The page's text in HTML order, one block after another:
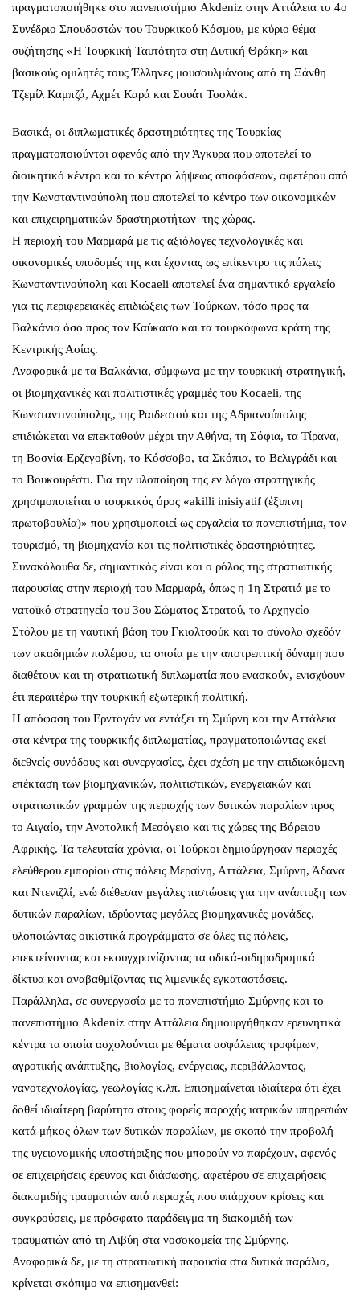
πραγματοποιήθηκε στο πανεπιστήμιο Akdeniz στην Αττάλεια το 4ο
Συνέδριο Σπουδαστών του Τουρκικού Κόσμου, με κύριο θέμα
συζήτησης «Η Τουρκική Ταυτότητα στη Δυτική Θράκη» και
βασικούς ομιλητές τους Έλληνες μουσουλμάνους από τη Ξάνθη
Τζεμίλ Καμπζά, Αχμέτ Καρά και Σουάτ Τσολάκ.
Βασικά, οι διπλωματικές δραστηριότητες της Τουρκίας
πραγματοποιούνται αφενός από την Άγκυρα που αποτελεί το
διοικητικό κέντρο και το κέντρο λήψεως αποφάσεων, αφετέρου από
την Κωνσταντινούπολη που αποτελεί το κέντρο των οικονομικών
και επιχειρηματικών δραστηριοτήτων της χώρας.
Η περιοχή του Μαρμαρά με τις αξιόλογες τεχνολογικές και
οικονομικές υποδομές της και έχοντας ως επίκεντρο τις πόλεις
Κωνσταντινούπολη και Kocaeli αποτελεί ένα σημαντικό εργαλείο
για τις περιφερειακές επιδιώξεις των Τούρκων, τόσο προς τα
Βαλκάνια όσο προς τον Καύκασο και τα τουρκόφωνα κράτη της
Κεντρικής Ασίας.
Αναφορικά με τα Βαλκάνια, σύμφωνα με την τουρκική στρατηγική,
οι βιομηχανικές και πολιτιστικές γραμμές του Kocaeli, της
Κωνσταντινούπολης, της Ραιδεστού και της Αδριανούπολης
επιδιώκεται να επεκταθούν μέχρι την Αθήνα, τη Σόφια, τα Τίρανα,
τη Βοσνία-Ερζεγοβίνη, το Κόσσοβο, τα Σκόπια, το Βελιγράδι και
το Βουκουρέστι. Για την υλοποίηση της εν λόγω στρατηγικής
χρησιμοποιείται ο τουρκικός όρος «akilli inisiyatif (έξυπνη
πρωτοβουλία)» που χρησιμοποιεί ως εργαλεία τα πανεπιστήμια, τον
τουρισμό, τη βιομηχανία και τις πολιτιστικές δραστηριότητες.
Συνακόλουθα δε, σημαντικός είναι και ο ρόλος της στρατιωτικής
παρουσίας στην περιοχή του Μαρμαρά, όπως η 1η Στρατιά με το
νατοϊκό στρατηγείο του 3ου Σώματος Στρατού, το Αρχηγείο
Στόλου με τη ναυτική βάση του Γκιολτσούκ και το σύνολο σχεδόν
των ακαδημιών πολέμου, τα οποία με την αποτρεπτική δύναμη που
διαθέτουν και τη στρατιωτική διπλωματία που ενασκούν, ενισχύουν
έτι περαιτέρω την τουρκική εξωτερική πολιτική.
Η απόφαση του Ερντογάν να εντάξει τη Σμύρνη και την Αττάλεια
στα κέντρα της τουρκικής διπλωματίας, πραγματοποιώντας εκεί
διεθνείς συνόδους και συνεργασίες, έχει σχέση με την επιδιωκόμενη
επέκταση των βιομηχανικών, πολιτιστικών, ενεργειακών και
στρατιωτικών γραμμών της περιοχής των δυτικών παραλίων προς
το Αιγαίο, την Ανατολική Μεσόγειο και τις χώρες της Βόρειου
Αφρικής. Τα τελευταία χρόνια, οι Τούρκοι δημιούργησαν περιοχές
ελεύθερου εμπορίου στις πόλεις Μερσίνη, Αττάλεια, Σμύρνη, Άδανα
και Ντενιζλί, ενώ διέθεσαν μεγάλες πιστώσεις για την ανάπτυξη των
δυτικών παραλίων, ιδρύοντας μεγάλες βιομηχανικές μονάδες,
υλοποιώντας οικιστικά προγράμματα σε όλες τις πόλεις,
επεκτείνοντας και εκσυγχρονίζοντας τα οδικά-σιδηροδρομικά
δίκτυα και αναβαθμίζοντας τις λιμενικές εγκαταστάσεις.
Παράλληλα, σε συνεργασία με το πανεπιστήμιο Σμύρνης και το
πανεπιστήμιο Akdeniz στην Αττάλεια δημιουργήθηκαν ερευνητικά
κέντρα τα οποία ασχολούνται με θέματα ασφάλειας τροφίμων,
αγροτικής ανάπτυξης, βιολογίας, ενέργειας, περιβάλλοντος,
νανοτεχνολογίας, γεωλογίας κ.λπ. Επισημαίνεται ιδιαίτερα ότι έχει
δοθεί ιδιαίτερη βαρύτητα στους φορείς παροχής ιατρικών υπηρεσιών
κατά μήκος όλων των δυτικών παραλίων, με σκοπό την προβολή
της υγειονομικής υποστήριξης που μπορούν να παρέχουν, αφενός
σε επιχειρήσεις έρευνας και διάσωσης, αφετέρου σε επιχειρήσεις
διακομιδής τραυματιών από περιοχές που υπάρχουν κρίσεις και
συγκρούσεις, με πρόσφατο παράδειγμα τη διακομιδή των
τραυματιών από τη Λιβύη στα νοσοκομεία της Σμύρνης.
Αναφορικά δε, με τη στρατιωτική παρουσία στα δυτικά παράλια,
κρίνεται σκόπιμο να επισημανθεί: